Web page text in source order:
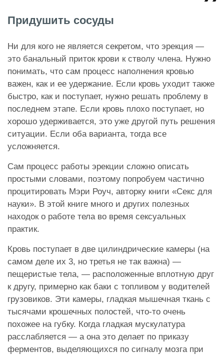
Придушить сосуды
Ни для кого не является секретом, что эрекция —
это банальный приток крови к стволу члена. Нужно
понимать, что сам процесс наполнения кровью
важен, как и ее удержание. Если кровь уходит также
быстро, как и поступает, нужно решать проблему в
последнем этапе. Если кровь плохо поступает, но
хорошо удерживается, это уже другой путь решения
ситуации. Если оба варианта, тогда все
усложняется.
Сам процесс работы эрекции сложно описать
простыми словами, поэтому попробуем частично
процитировать Мэри Роуч, авторку книги «Секс для
науки». В этой книге много и других полезных
находок о работе тела во время сексуальных
практик.
Кровь поступает в две цилиндрические камеры (на
самом деле их 3, но третья не так важна) —
пещеристые тела, — расположенные вплотную друг
к другу, примерно как баки с топливом у водителей
грузовиков. Эти камеры, гладкая мышечная ткань с
тысячами крошечных полостей, что-то очень
похожее на губку. Когда гладкая мускулатура
расслабляется — а она это делает по приказу
ферментов, выделяющихся по сигналу мозга при